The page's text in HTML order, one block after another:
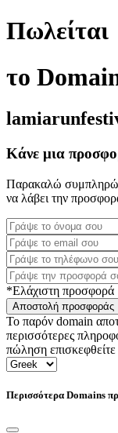
Πωλείται
το
Κάνε μια
Παρακαλώ
να λάβει την
*Ελάχιστη προσφορά
Αποστολή προσφοράς
Το παρόν domain
περισσότερες
πώληση
Περισσότερα Domains